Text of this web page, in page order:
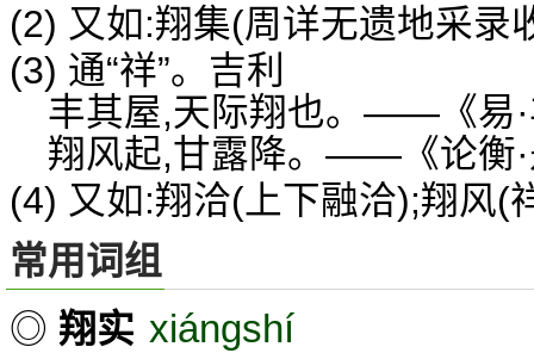
(2) 又如:翔集(周详无遗地采录
(3) 通“祥”。吉利
丰其屋,天际翔也。——《易
翔风起,甘露降。——《论衡
(4) 又如:翔洽(上下融洽);翔风(
常用词组
◎ 翔实 xiángshí